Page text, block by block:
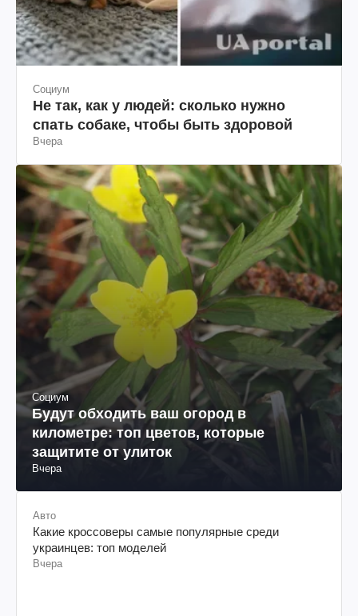
Социум
Не так, как у людей: сколько нужно
спать собаке, чтобы быть здоровой
Вчера
Социум
Будут обходить ваш огород в
километре: топ цветов, которые
защитите от улиток
Вчера
Авто
Какие кроссоверы самые популярные среди
украинцев: топ моделей
Вчера